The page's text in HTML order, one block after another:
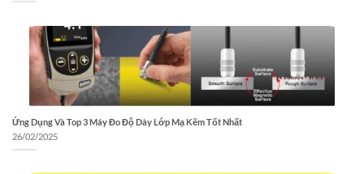
Ứng Dụng Và Top 3 Máy Đo Độ Dày Lớp Mạ Kẽm Tốt Nhất
26/02/2025